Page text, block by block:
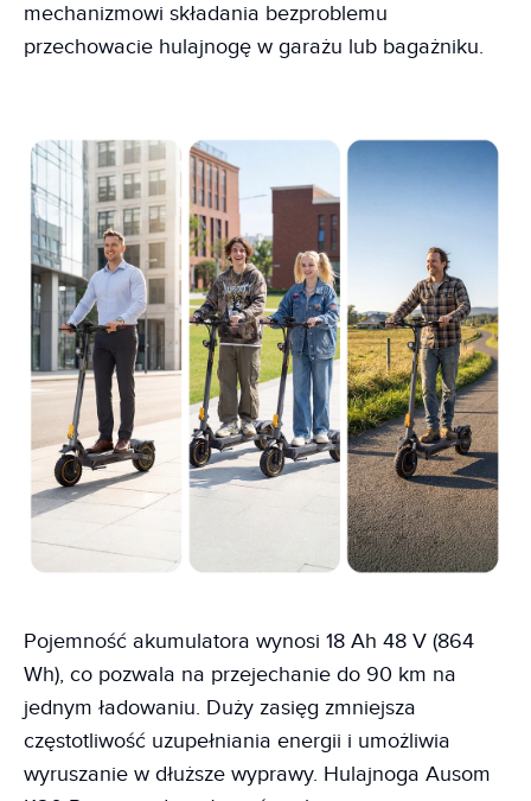
mechanizmowi składania bezproblemu
przechowacie hulajnogę w garażu lub bagażniku.
Pojemność akumulatora wynosi 18 Ah 48 V (864
Wh), co pozwala na przejechanie do 90 km na
jednym ładowaniu. Duży zasięg zmniejsza
częstotliwość uzupełniania energii i umożliwia
wyruszanie w dłuższe wyprawy. Hulajnoga Ausom